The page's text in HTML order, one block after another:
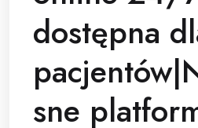
dostępna
sne